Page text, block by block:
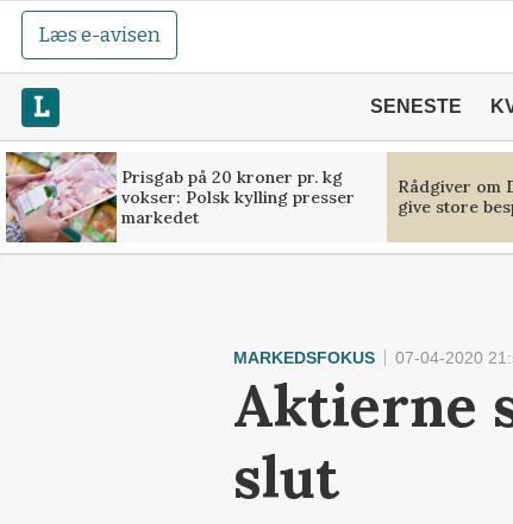
Læs e-avisen
SENESTE
Prisgab på 20 kroner pr. kg
vokser: Polsk kylling presser
markedet
Rådgiver om
give store
MARKEDSFOKUS 07-04-2020
Aktierne
slut